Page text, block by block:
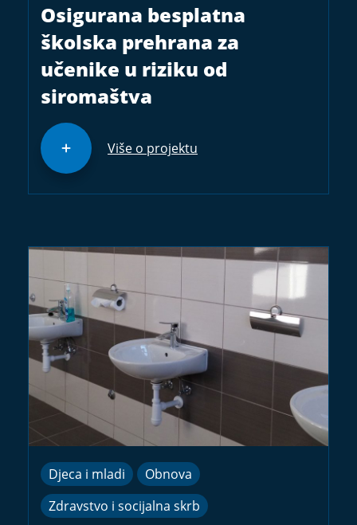
Osigurana besplatna
školska prehrana za
učenike u riziku od
siromaštva
Više o projektu
Djeca i mladi
Obnova
Zdravstvo i socijalna skrb